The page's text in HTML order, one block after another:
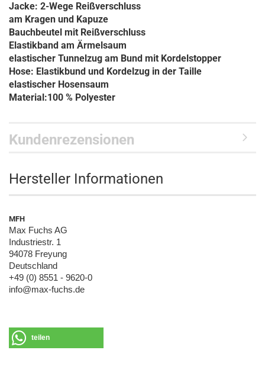
Jacke: 2-Wege Reißverschluss
am Kragen und Kapuze
Bauchbeutel mit Reißverschluss
Elastikband am Ärmelsaum
elastischer Tunnelzug am Bund mit Kordelstopper
Hose: Elastikbund und Kordelzug in der Taille
elastischer Hosensaum
Material:100 % Polyester
Kundenrezensionen
Hersteller Informationen
MFH
Max Fuchs AG
Industriestr. 1
94078 Freyung
Deutschland
+49 (0) 8551 - 9620-0
info@max-fuchs.de
teilen